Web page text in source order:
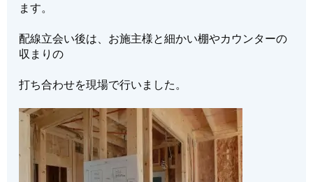
ます。
配線立会い後は、お施主様と細かい棚やカウンターの
収まりの
打ち合わせを現場で行いました。